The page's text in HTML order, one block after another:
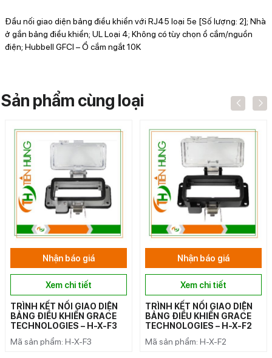
Đầu nối giao diện bảng điều khiển với RJ45 loại 5e [Số lượng: 2]; Nhà
ở gắn bảng điều khiển; UL Loại 4; Không có tùy chọn ổ cắm/nguồn
điện; Hubbell GFCI – Ổ cắm ngắt 10K
Sản phẩm cùng loại
Nhận báo giá
Xem chi tiết
TRÌNH KẾT NỐI GIAO DIỆN
BẢNG ĐIỀU KHIỂN GRACE
TECHNOLOGIES – H-X-F3
Mã sản phẩm: H-X-F3
Nhận báo giá
Xem chi tiết
TRÌNH KẾT NỐI GIAO DIỆN
BẢNG ĐIỀU KHIỂN GRACE
TECHNOLOGIES – H-X-F2
Mã sản phẩm: H-X-F2